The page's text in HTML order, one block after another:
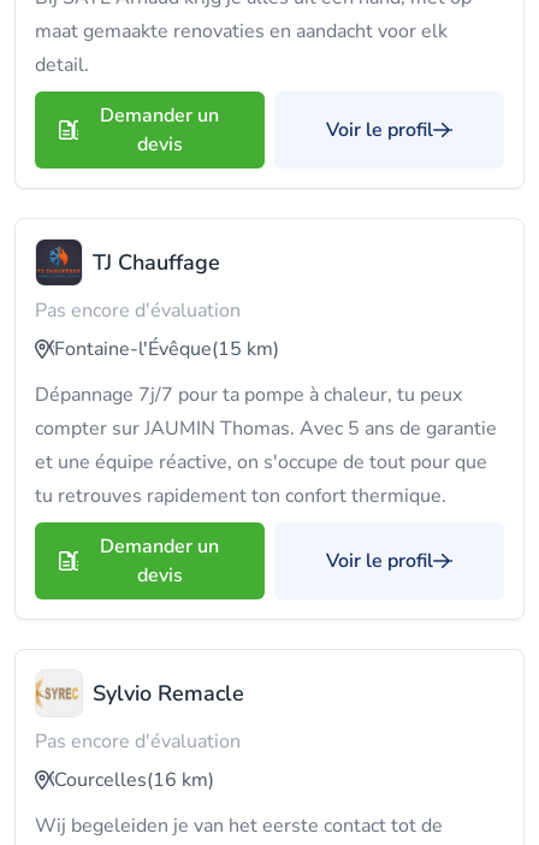
maat gemaakte renovaties en aandacht voor elk
detail.
Demander un
devis
Voir le profil
TJ Chauffage
Pas encore d'évaluation
Fontaine-l'Évêque(15 km)
Dépannage 7j/7 pour ta pompe à chaleur, tu peux
compter sur JAUMIN Thomas. Avec 5 ans de garantie
et une équipe réactive, on s'occupe de tout pour que
tu retrouves rapidement ton confort thermique.
Demander un
devis
Voir le profil
Sylvio Remacle
Pas encore d'évaluation
Courcelles(16 km)
Wij begeleiden je van het eerste contact tot de